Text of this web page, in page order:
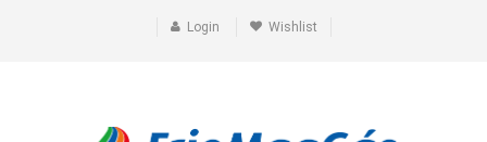
Login Wishlist